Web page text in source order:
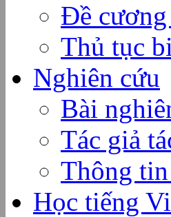
Đề
Thủ tục
Nghiên cứu
Bài
Tác giả
Thông
Học tiếng